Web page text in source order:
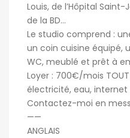
Louis, de l’Hôpital
de la BD…
Le studio comprend :
un coin cuisine équipé,
WC, meublé et prêt à
Loyer : 700€/mois
électricité, eau, internet
Contactez-moi en
——
ANGLAIS